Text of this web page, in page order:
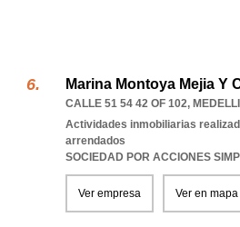
Marina Montoya Mejia Y
CALLE 51 54 42 OF 102,
Actividades inmobiliarias
arrendados
SOCIEDAD POR ACCIONES
Ver empresa Ver en mapa